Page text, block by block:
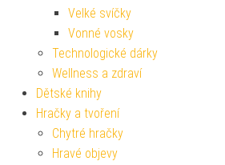
Velké svíčky
Vonné vosky
Technologické dárky
Wellness a zdraví
Dětské knihy
Hračky a tvoření
Chytré hračky
Hravé objevy